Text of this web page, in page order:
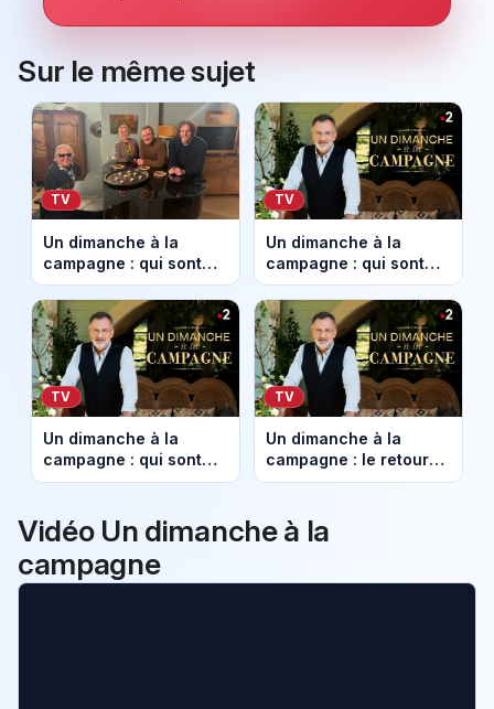
Sur le même sujet
TV
Un dimanche à la
campagne : qui sont
les invités de Frédéric
Lopez ce dimanche 26
avril 2026 ?
TV
Un dimanche à la
campagne : qui sont
les invités de Frédéric
Lopez ce dimanche 29
mars 2026 ?
TV
Un dimanche à la
campagne : qui sont
les invités de Frédéric
mars 2026 ?
TV
Un dimanche à la
campagne : le retour…
en mode best-of ce
2026
Vidéo Un dimanche à la
campagne